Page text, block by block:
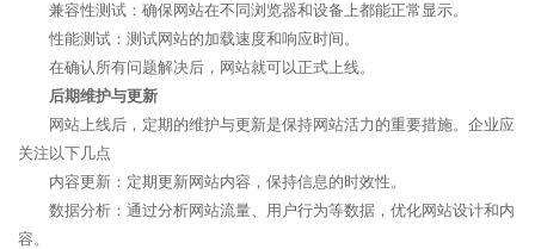
兼容性测试：确保网站在不同浏览器和设备上都能正常显示。
性能测试：测试网站的加载速度和响应时间。
在确认所有问题解决后，网站就可以正式上线。
后期维护与更新
网站上线后，定期的维护与更新是保持网站活力的重要措施。企业应
关注以下几点
内容更新：定期更新网站内容，保持信息的时效性。
数据分析：通过分析网站流量、用户行为等数据，优化网站设计和内
容。